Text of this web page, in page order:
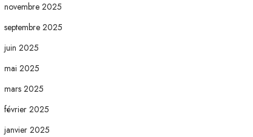
novembre 2025
septembre 2025
juin 2025
mai 2025
mars 2025
février 2025
janvier 2025